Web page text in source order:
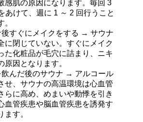
感肌の原因になります。毎回 3
あけて、週に 1 ～ 2 回行うこと
。
すぐにメイクをする → サウナ
に閉じていない。すぐにメイク
た化粧品が毛穴に詰まり、ニキ
原因となります。
飲んだ後のサウナ → アルコール
せ、サウナの高温環境は心血管
らに高め、めまいや動悸を引き
血管疾患や脳血管疾患を誘発す
ます。